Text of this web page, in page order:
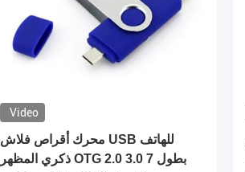
Video
محرك أقراص فلاش USB للهاتف
ذكري المظهر OTG 2.0 3.0 بطول 7